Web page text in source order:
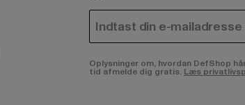
E-MAIL
Oplysninger om, hvordan DefShop
tid afmelde dig gratis. Læs